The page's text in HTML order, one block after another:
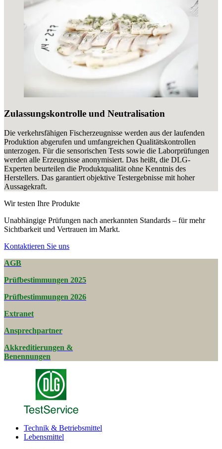
Zulassungskontrolle und Neutralisation
Die verkehrsfähigen Fischerzeugnisse werden aus der laufenden
Produktion abgerufen und umfangreichen Qualitätskontrollen
unterzogen. Für die sensorischen Tests sowie die Laborprüfungen
werden alle Erzeugnisse anonymisiert. Das heißt, die DLG-
Experten beurteilen die Produktqualität ohne Kenntnis des
Herstellers. Das garantiert objektive Testergebnisse mit hoher
Aussagekraft.
Wir testen Ihre Produkte
Unabhängige Prüfungen nach anerkannten Standards – für mehr
Sichtbarkeit und Vertrauen im Markt.
Kontaktieren Sie uns
AGB
Prüfbestimmungen 2025
Prüfbestimmungen 2026
Extranet
Ansprechpartner
Akkreditierungen &
Benennungen
Technik & Betriebsmittel
Lebensmittel